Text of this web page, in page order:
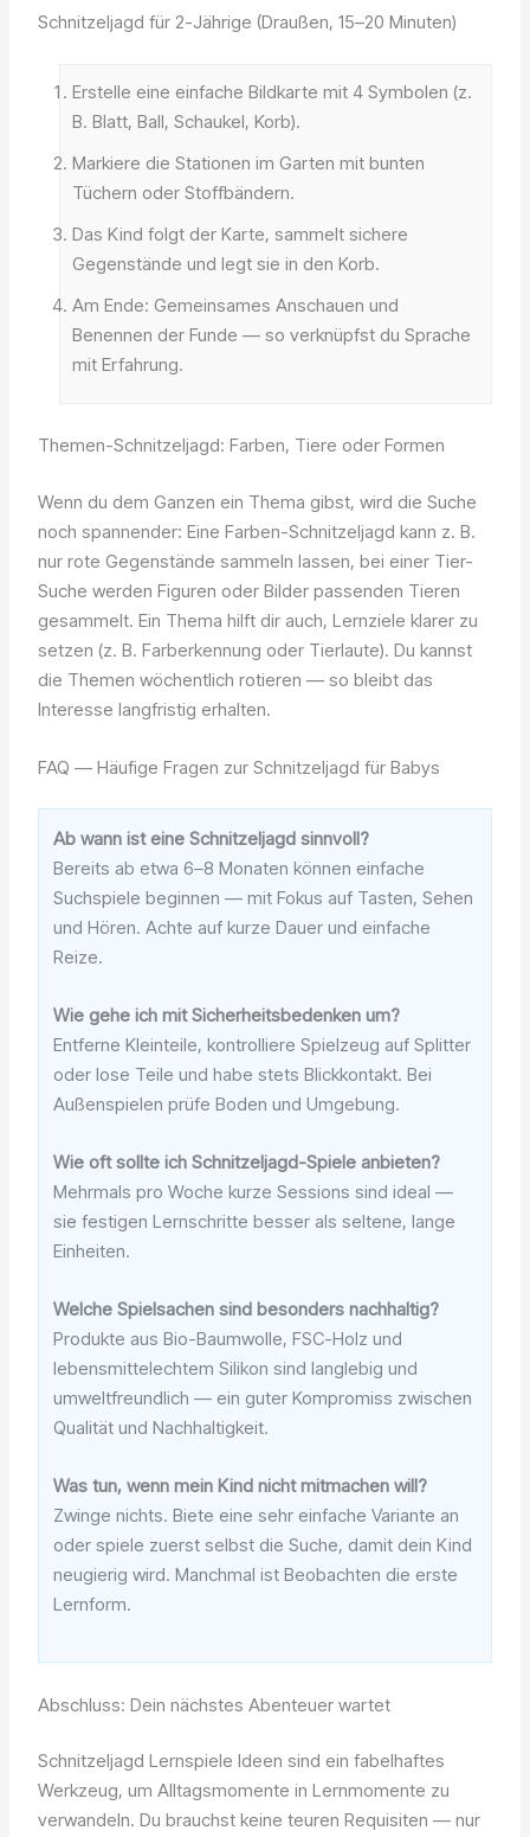
Schnitzeljagd für 2-Jährige (Draußen, 15–20 Minuten)
Erstelle eine einfache Bildkarte mit 4 Symbolen (z.
B. Blatt, Ball, Schaukel, Korb).
Markiere die Stationen im Garten mit bunten
Tüchern oder Stoffbändern.
Das Kind folgt der Karte, sammelt sichere
Gegenstände und legt sie in den Korb.
Am Ende: Gemeinsames Anschauen und
Benennen der Funde — so verknüpfst du Sprache
mit Erfahrung.
Themen-Schnitzeljagd: Farben, Tiere oder Formen
Wenn du dem Ganzen ein Thema gibst, wird die Suche
noch spannender: Eine Farben-Schnitzeljagd kann z. B.
nur rote Gegenstände sammeln lassen, bei einer Tier-
Suche werden Figuren oder Bilder passenden Tieren
gesammelt. Ein Thema hilft dir auch, Lernziele klarer zu
setzen (z. B. Farberkennung oder Tierlaute). Du kannst
die Themen wöchentlich rotieren — so bleibt das
Interesse langfristig erhalten.
FAQ — Häufige Fragen zur Schnitzeljagd für Babys
Ab wann ist eine Schnitzeljagd sinnvoll?
Bereits ab etwa 6–8 Monaten können einfache
Suchspiele beginnen — mit Fokus auf Tasten, Sehen
und Hören. Achte auf kurze Dauer und einfache
Reize.
Wie gehe ich mit Sicherheitsbedenken um?
Entferne Kleinteile, kontrolliere Spielzeug auf Splitter
oder lose Teile und habe stets Blickkontakt. Bei
Außenspielen prüfe Boden und Umgebung.
Wie oft sollte ich Schnitzeljagd-Spiele anbieten?
Mehrmals pro Woche kurze Sessions sind ideal —
sie festigen Lernschritte besser als seltene, lange
Einheiten.
Welche Spielsachen sind besonders nachhaltig?
Produkte aus Bio-Baumwolle, FSC-Holz und
lebensmittelechtem Silikon sind langlebig und
umweltfreundlich — ein guter Kompromiss zwischen
Qualität und Nachhaltigkeit.
Was tun, wenn mein Kind nicht mitmachen will?
Zwinge nichts. Biete eine sehr einfache Variante an
oder spiele zuerst selbst die Suche, damit dein Kind
neugierig wird. Manchmal ist Beobachten die erste
Lernform.
Abschluss: Dein nächstes Abenteuer wartet
Schnitzeljagd Lernspiele Ideen sind ein fabelhaftes
Werkzeug, um Alltagsmomente in Lernmomente zu
verwandeln. Du brauchst keine teuren Requisiten — nur